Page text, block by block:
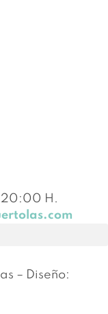
20:00 H.
– Diseño: